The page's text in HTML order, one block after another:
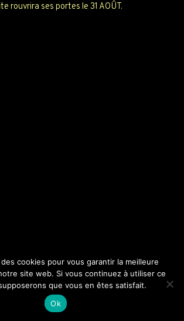
rouvrira ses portes le 31 AOÛT.
cookies pour vous garantir la meilleure
site web. Si vous continuez à utiliser ce
que vous en êtes satisfait.
Ok